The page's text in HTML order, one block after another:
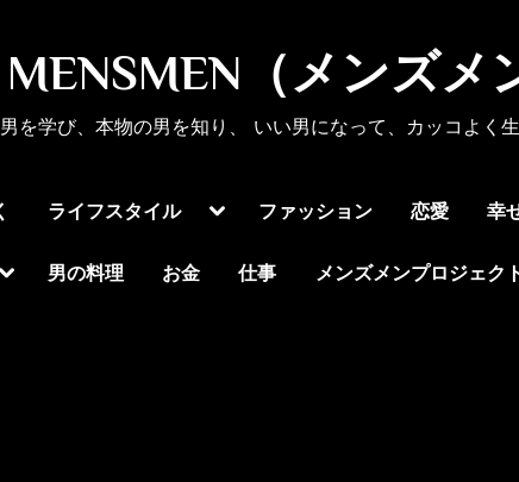
（メンズメ
を学び、本物の男を知り、 いい男になって、カッコよく生
ライフスタイル
Toggleファッション 恋愛 幸
Toggle男の料理 お金 仕事 メンズメンプロジェク